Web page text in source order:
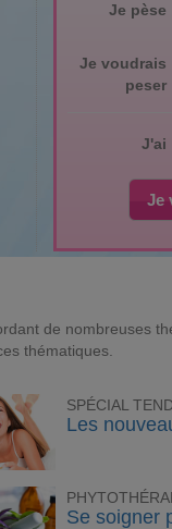
Je pèse
Je voudrais
peser
J'ai
Je
de nombreuses
thématiques.
SPÉCIAL
Les
Se soigner